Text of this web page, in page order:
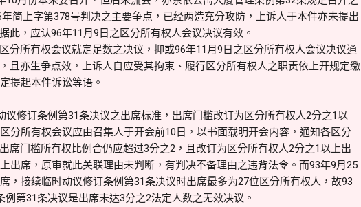
简上字第378号判决之主要争点，已经两造充分攻防，上诉人于本件亦未提出
此，应认96年11月9日之区分所有权人会议决议有效。
分所有权会议就定足数之决议，抑或96年11月9日之区分所有权人会议决议通
且亦生争点效，上诉人自应受其拘束、履行区分所有权人之职责依上开规定缴
提起本件诉讼等语。
修订条例第31条决议之出席标准，出席门槛改订为区分所有权人2分之1以
分所有权会议应由召集人于开会前10日，以书面载明开会内容，通知各区分
席门槛所有权比例合仍应超过3分之2，且改订为区分所有权人2分之1以上出
出席，原审就此关联理由未判断，有判决不备理由之违背法令。而93年9月25
，接续临时动议修订条例第31条决议时出席最多为27位区分所有权人，故93
例第31条决议是出席未达3分之2法定人数之无效决议。